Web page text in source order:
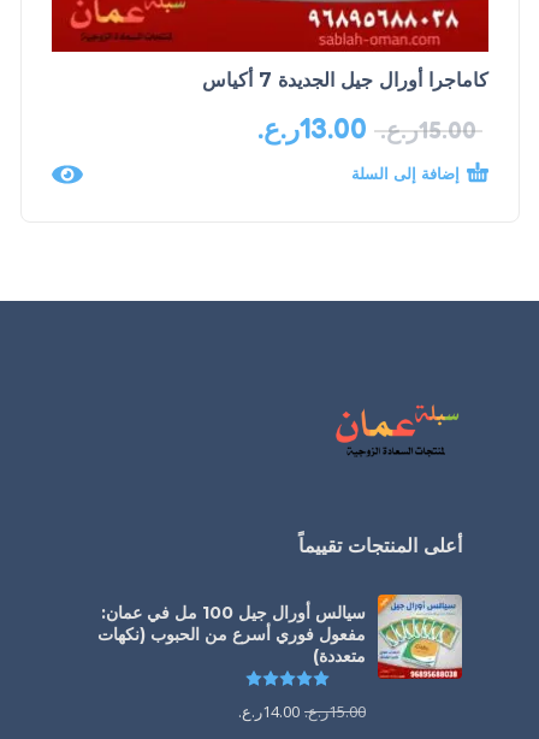
كاماجرا أورال جيل الجديدة 7 أكياس
15.00ر.ع. 13.00ر.ع.
إضافة إلى السلة
أعلى المنتجات تقييماً
سيالس أورال جيل 100 مل في عمان:
مفعول فوري أسرع من الحبوب (نكهات
متعددة)
15.00ر.ع. 14.00ر.ع.